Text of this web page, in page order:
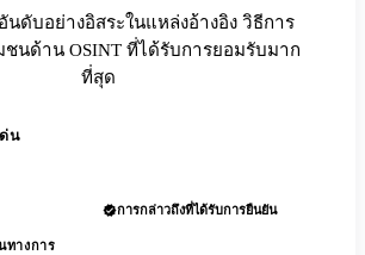
นดับอย่างอิสระในแหล่งอ้างอิง วิธีการ
นด้าน OSINT ที่ได้รับการยอมรับมาก
ที่สุด
น
การกล่าวถึงที่ได้รับการยืนยัน
ทางการ